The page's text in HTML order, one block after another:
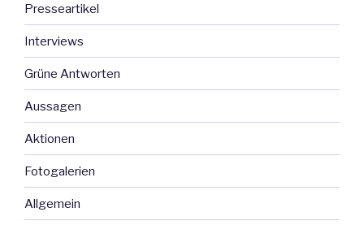
Presseartikel
Interviews
Grüne Antworten
Aussagen
Aktionen
Fotogalerien
Allgemein